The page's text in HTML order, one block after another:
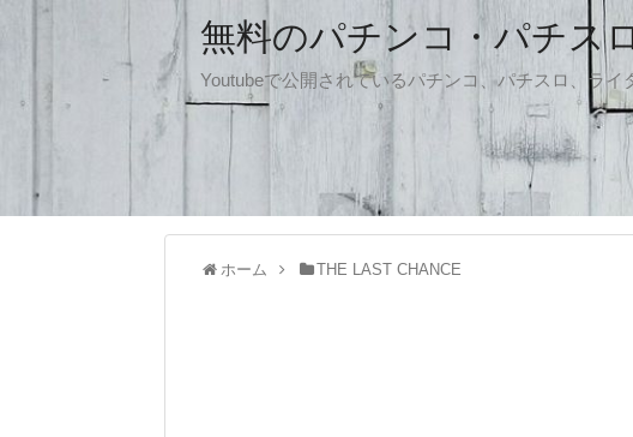
無料のパチンコ・パチス
Youtubeで公開されているパチンコ、パチスロ、ライ
ホーム THE LAST CHANCE